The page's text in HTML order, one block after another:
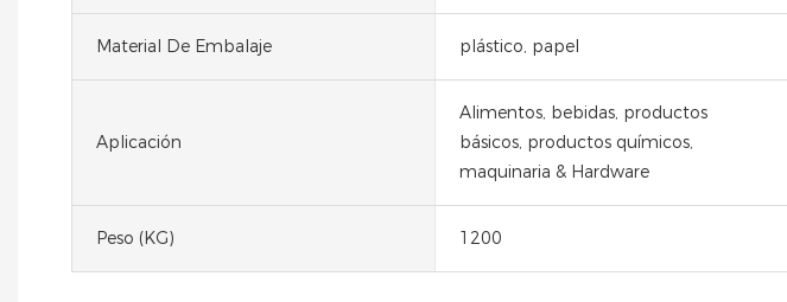
Material De Embalaje plástico, papel
Aplicación
Alimentos, bebidas, productos
básicos, productos químicos,
maquinaria & Hardware
Peso (KG) 1200